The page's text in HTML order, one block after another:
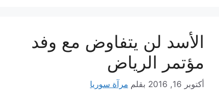
الأسد لن يتفاوض مع وفد
مؤتمر الرياض
أكتوبر 16, 2016 بقلم مرآة سوريا